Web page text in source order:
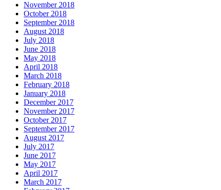
November 2018
October 2018
September 2018
August 2018
July 2018
June 2018
May 2018
April 2018
March 2018
February 2018
January 2018
December 2017
November 2017
October 2017
September 2017
August 2017
July 2017
June 2017
May 2017
April 2017
March 2017